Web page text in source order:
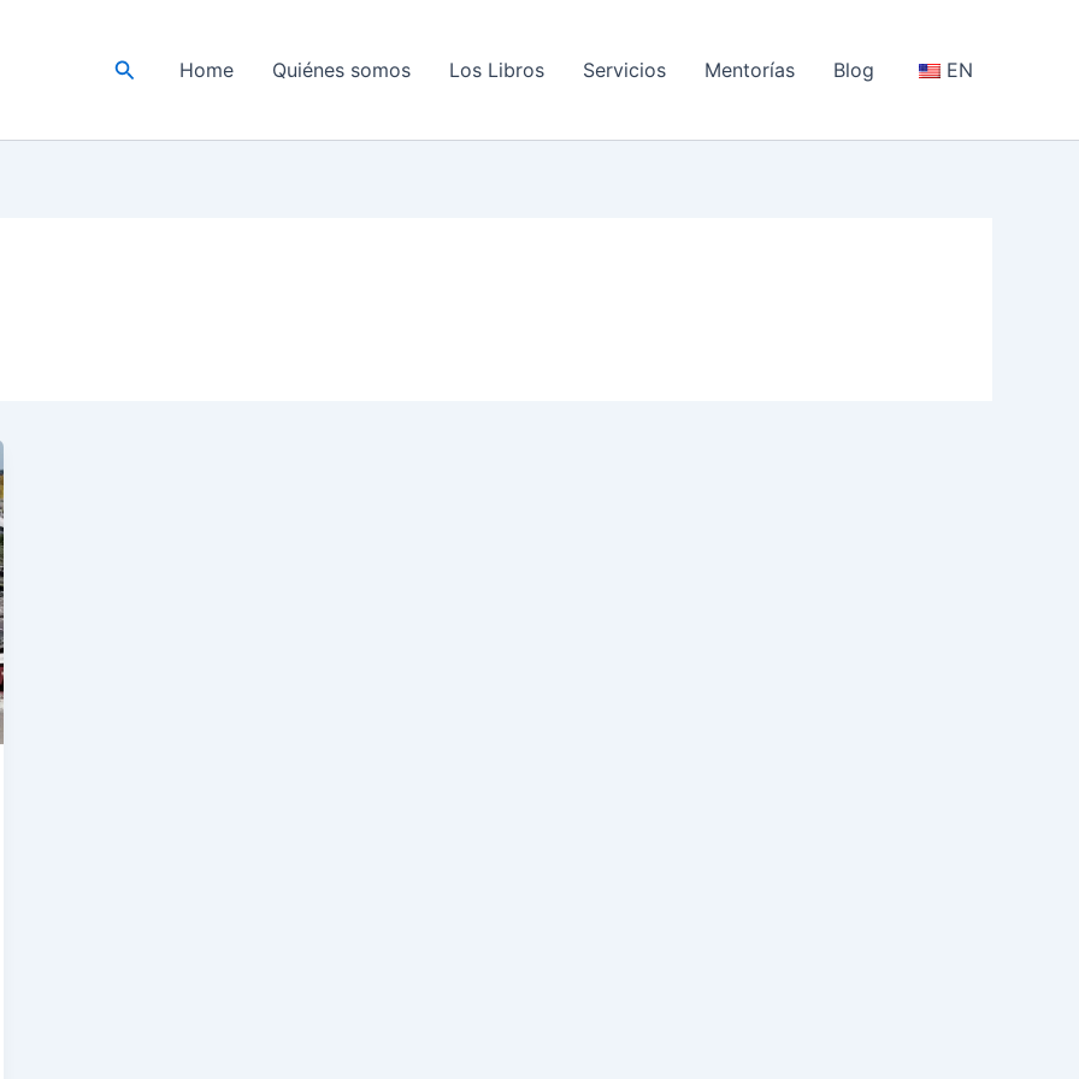
BuscarHome Quiénes somos Los Libros Servicios Mentorías Blog EN